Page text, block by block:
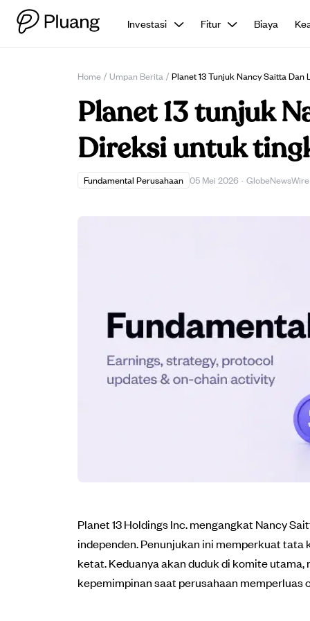
Investasi Fitur Biaya
Home / Umpan Berita / Planet 13 Tunjuk Nancy Saitta
Planet 13 tunjuk
Direksi untuk
Fundamental Perusahaan 05 Mei 2026 · GlobeNewsWire
Planet 13 Holdings Inc. mengangkat Nancy
independen. Penunjukan ini memperkuat
ketat. Keduanya akan duduk di komite
kepemimpinan saat perusahaan memperluas